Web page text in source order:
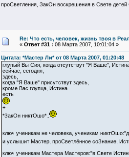
проСветления, ЗакОн воскрешения в Свете
Re: Что есть, человек, жизнь твоя в
« Ответ #31 : 08 Марта 2007, 10:01:04 »
Цитата: *Мастер Ли* от 08 Марта 2007, 01:20:48
глупый Вы Сия, когда отсутствут "Я Ваше",
сейчас, сегодня,
здесь,
когда "Я Ваше" присутствут здесь,
кроме Вас глупца, Истина
есть
+=
*ЗакОн никтОшо*..
ключ ученикам не человека, ученикам
и услышит Мастер, проСветлённое соЗнание,
ключ ученикам Мастера Мастеров:"в Свете